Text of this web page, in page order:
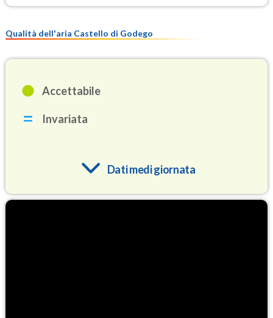
Qualità dell'aria Castello di Godego
Accettabile
Invariata
Dati medi giornata